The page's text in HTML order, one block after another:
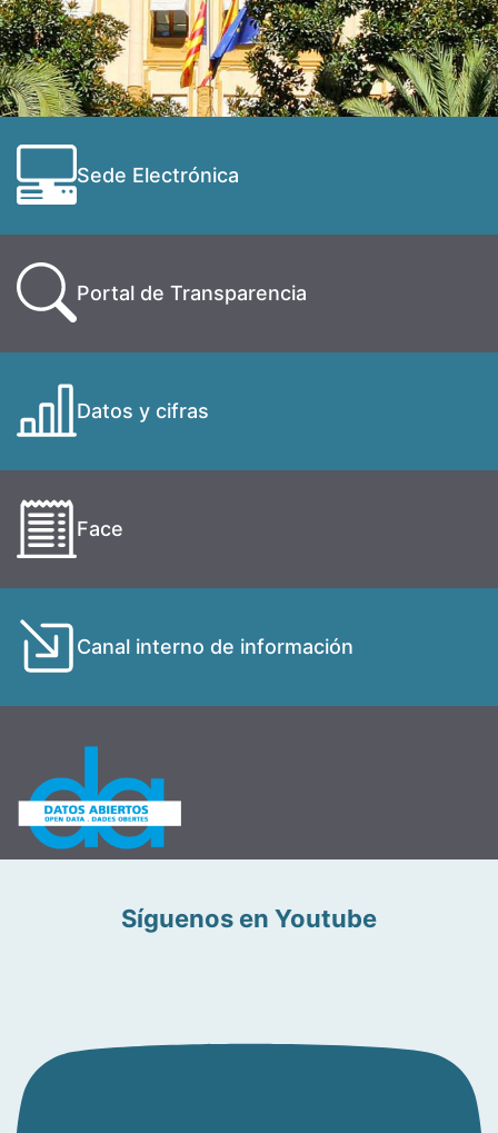
Sede Electrónica
Portal de Transparencia
Datos y cifras
Face
Canal interno de información
Síguenos en Youtube